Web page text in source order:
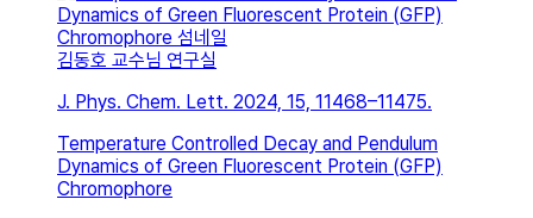
김동호 교수님 연구실
J. Phys. Chem. Lett. 2024, 15, 11468–11475.
Temperature Controlled Decay and Pendulum
Dynamics of Green Fluorescent Protein (GFP)
Chromophore